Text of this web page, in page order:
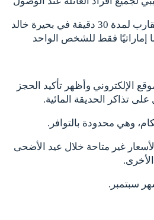
إضافة رحلة بالقارب لمدة 30 دقيقة في بحيرة خالد
الإلكتروني وأظهر تأكيد الحجز
تذاكر الحديقة المائية.
وهي محدودة بالتوافر.
غير متاحة خلال عيد الأضحى
سبتمبر.